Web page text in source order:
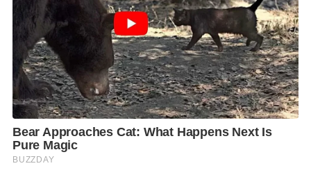
ผ่านวีดีโอคอนเฟอร์เรนซ์ การฝากเงินผ่านออนไลน์ และ
ทำความเข้าใจกับผู้ต้องขังทุกคน ไม่ให้เกิดการเข้าใจผิด
ว่ากีดกันสิทธิเสรีภาพ จนเกิดความวุ่นวาย และขอให้ผู้
บริหารทุกท่านนำมาตรการไปปฏิบัติตามสถานการณ์
หากมีปัญหาติดขัดตรงไหนให้รีบแจ้งมาทันที” นายสม
ศักดิ์ฯ กล่าว
F
L